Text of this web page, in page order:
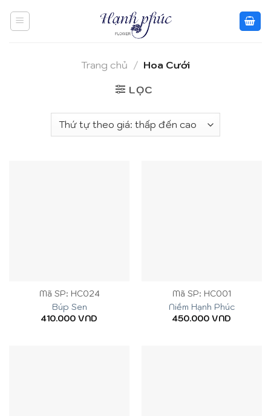
Trang chủ / Hoa Cưới
LỌC
Mã SP: HC024
Búp Sen
410.000 VND
Mã SP: HC001
Niềm Hạnh Phúc
450.000 VND